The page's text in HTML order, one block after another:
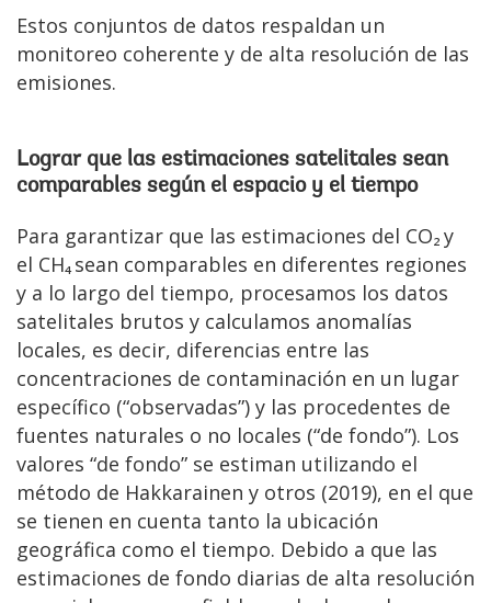
Estos conjuntos de datos respaldan un
monitoreo coherente y de alta resolución de las
emisiones.
Lograr que las estimaciones satelitales sean
comparables según el espacio y el tiempo
Para garantizar que las estimaciones del CO₂ y
el CH₄ sean comparables en diferentes regiones
y a lo largo del tiempo, procesamos los datos
satelitales brutos y calculamos anomalías
locales, es decir, diferencias entre las
concentraciones de contaminación en un lugar
específico (“observadas”) y las procedentes de
fuentes naturales o no locales (“de fondo”). Los
valores “de fondo” se estiman utilizando el
método de Hakkarainen y otros (2019), en el que
se tienen en cuenta tanto la ubicación
geográfica como el tiempo. Debido a que las
estimaciones de fondo diarias de alta resolución